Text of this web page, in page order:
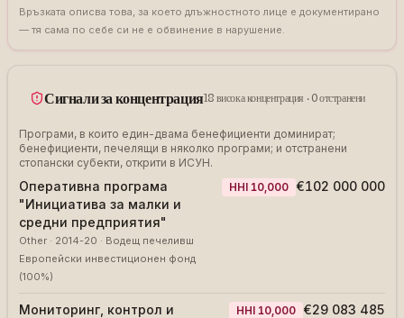
Връзката описва това, за което длъжностното лице е документирано
— тя сама по себе си не е обвинение в нарушение.
Сигнали за концентрация18 висока концентрация · 0отстранени
Програми, в които един-двама бенефициенти доминират;
бенефициенти, печелящи в няколко програми; и отстранени
стопански субекти, открити в ИСУН.
Оперативна програма
"Инициатива за малки и
средни предприятия"
Other · 2014-20 · Водещ печеливш
Европейски инвестиционен фонд
(100%)
HHI 10,000 €102 000 000
Мониторинг, контрол и
HHI 10,000 €29 083 485